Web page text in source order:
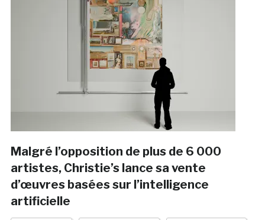
Malgré l’opposition de plus de 6 000
artistes, Christie’s lance sa vente
d’œuvres basées sur l’intelligence
artificielle